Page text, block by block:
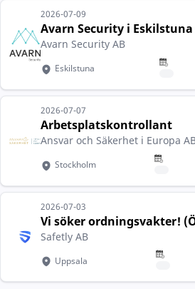
2026-07-09
Avarn Security i
Avarn Security AB
Eskilstuna
2026-07-07
Arbetsplatskontrollant
Ansvar och Säkerhet i Europa
Stockholm
2026-07-03
Vi söker ordningsvakter!
Safetly AB
Uppsala